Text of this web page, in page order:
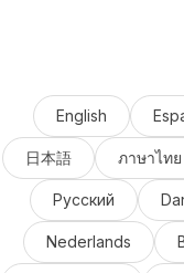
English
日本語 ภาษาไทย
Русский
Nederlands